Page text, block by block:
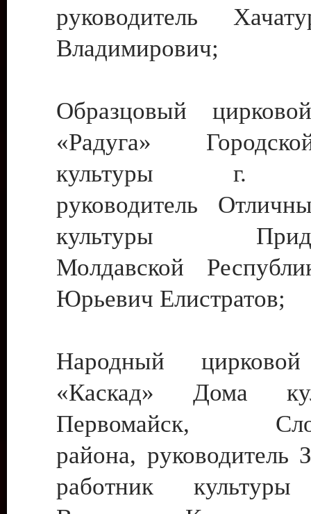
руководитель
Владимирович;
Образцовый
«Радуга»
культуры г.
руководитель
культуры
Молдавской
Юрьевич Елистратов;
Народный цирковой
«Каскад» Дома
Первомайск,
района, руководитель
работник культуры